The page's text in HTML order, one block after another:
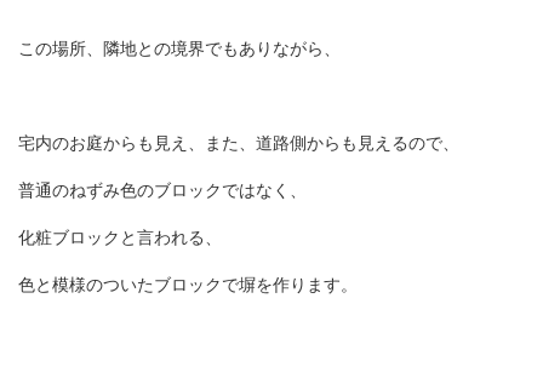
この場所、隣地との境界でもありながら、
宅内のお庭からも見え、また、道路側からも見えるので、
普通のねずみ色のブロックではなく、
化粧ブロックと言われる、
色と模様のついたブロックで塀を作ります。